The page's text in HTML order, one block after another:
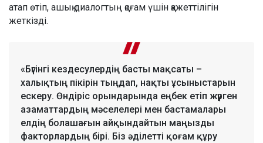
атап өтіп, ашық диалогтың қоғам үшін қажеттілігін
жеткізді.
«Бүгінгі кездесулердің басты мақсаты –
халықтың пікірін тыңдап, нақты ұсыныстарын
ескеру. Өндіріс орындарында еңбек етіп жүрген
азаматтардың мәселелері мен бастамалары
елдің болашағын айқындайтын маңызды
факторлардың бірі. Біз әділетті қоғам құру